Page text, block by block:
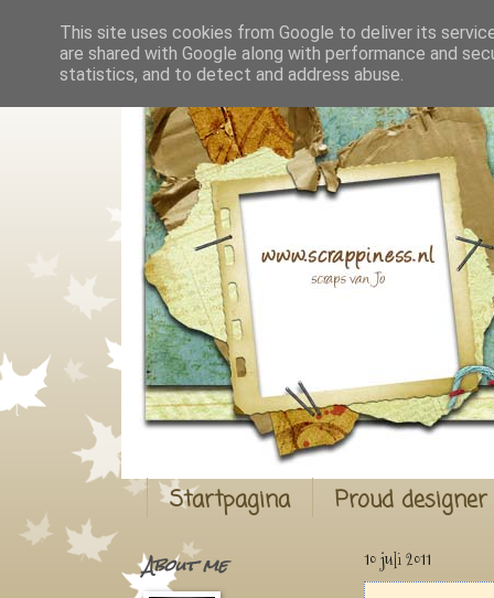
Startpagina Proud
10 juli 2011
About me
This site uses cookies from Google to deliver its
are shared with Google along with performance and
statistics, and to detect and address abuse.